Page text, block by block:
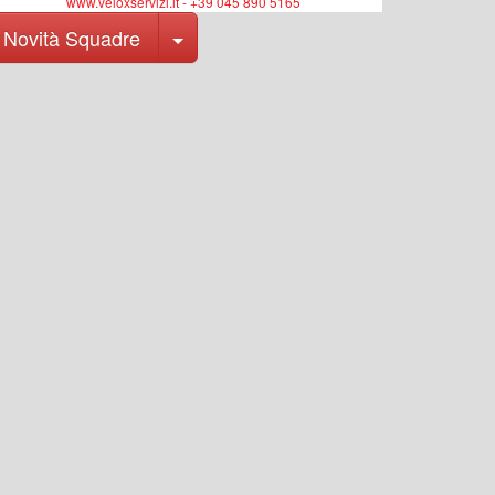
Novità Squadre Toggle Dropdown